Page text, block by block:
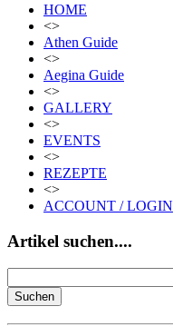
HOME
<>
Athen Guide
<>
Aegina Guide
<>
GALLERY
<>
EVENTS
<>
REZEPTE
<>
ACCOUNT / LOGIN
Artikel suchen....